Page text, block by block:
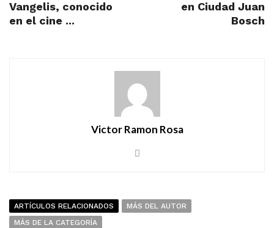
Vangelis, conocido
en el cine ...
en Ciudad Juan
Bosch
Victor Ramon Rosa
ARTÍCULOS RELACIONADOS
MÁS DEL AUTOR
MÁS DE LA CATEGORÍA